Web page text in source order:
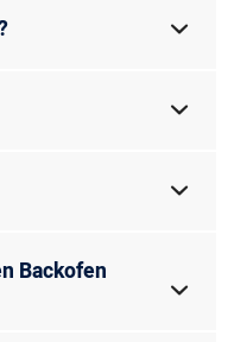
Backofen